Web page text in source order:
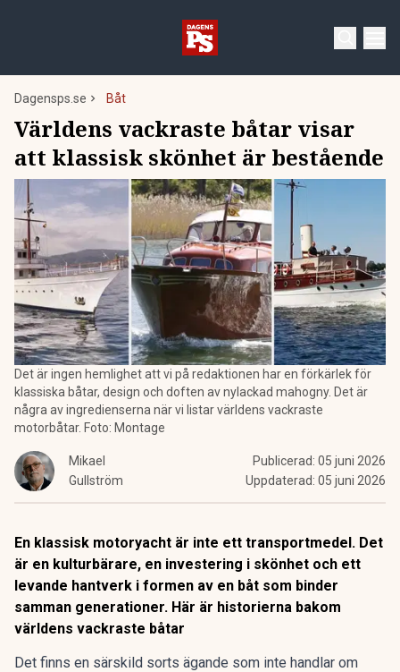
Dagensps.se Båt
Världens vackraste båtar visar
att klassisk skönhet är bestående
Det är ingen hemlighet att vi på redaktionen har en förkärlek för
klassiska båtar, design och doften av nylackad mahogny. Det är
några av ingredienserna när vi listar världens vackraste
motorbåtar. Foto: Montage
Mikael
Gullström
Publicerad: 05 juni 2026
Uppdaterad: 05 juni 2026
En klassisk motoryacht är inte ett transportmedel. Det
är en kulturbärare, en investering i skönhet och ett
levande hantverk i formen av en båt som binder
samman generationer. Här är historierna bakom
världens vackraste båtar
Det finns en särskild sorts ägande som inte handlar om